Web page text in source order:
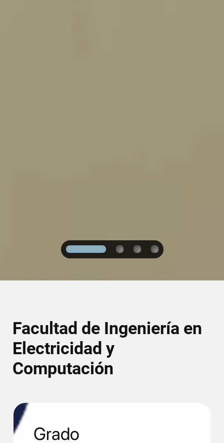
1 2 3 4
Facultad de Ingeniería en
Electricidad y
Computación
Grado